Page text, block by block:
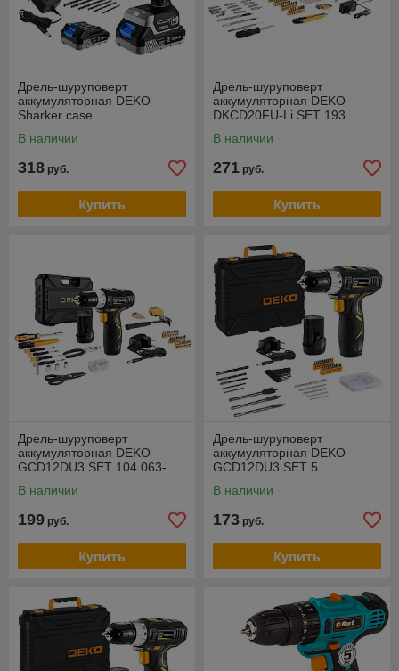
Дрель-шуруповерт
аккумуляторная DEKO
Sharker case
В наличии
318 руб.
Купить
Дрель-шуруповерт
аккумуляторная DEKO
DKCD20FU-Li SET 193
В наличии
271 руб.
Купить
Дрель-шуруповерт
аккумуляторная DEKO
GCD12DU3 SET 104 063-
В наличии
199 руб.
Купить
Дрель-шуруповерт
аккумуляторная DEKO
GCD12DU3 SET 5
В наличии
173 руб.
Купить